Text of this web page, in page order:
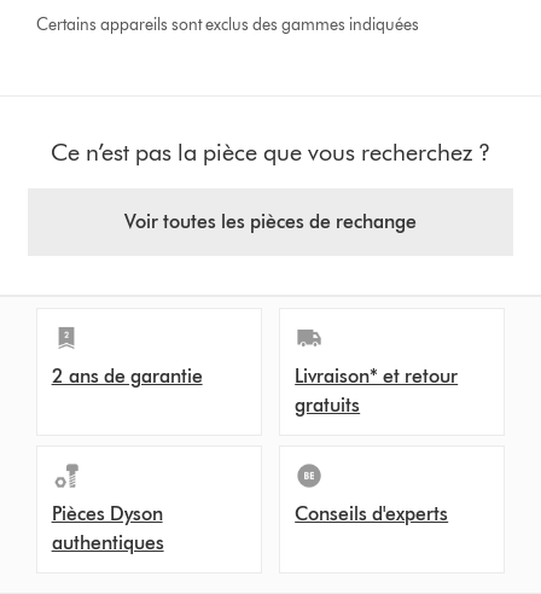
Certains appareils sont exclus des gammes indiquées
Ce n’est pas la pièce que vous recherchez ?
Voir toutes les pièces de rechange
2 ans de garantie
Livraison* et retour
gratuits
Pièces Dyson
authentiques
Conseils d'experts